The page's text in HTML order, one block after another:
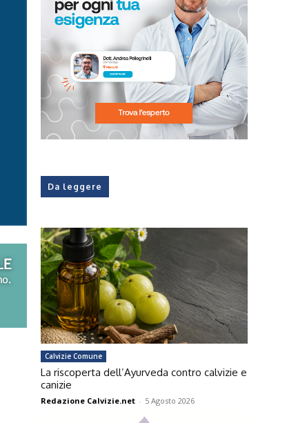
Da leggere
Calvizie Comune
La riscoperta dell’Ayurveda contro calvizie e
canizie
Redazione Calvizie.net - 5 Agosto 2026